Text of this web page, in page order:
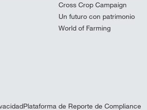
Cross Crop Campaign
Un futuro con patrimonio
World of Farming
Plataforma de Reporte de Compliance